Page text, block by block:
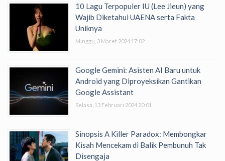
10 Lagu Terpopuler IU (Lee Jieun) yang
Wajib Diketahui UAENA serta Fakta
Uniknya
Minggu, 3 Maret 2024 17:02
Google Gemini: Asisten AI Baru untuk
Android yang Diproyeksikan Gantikan
Google Assistant
Selasa, 13 Februari 2024 20:01
Sinopsis A Killer Paradox: Membongkar
Kisah Mencekam di Balik Pembunuh Tak
Disengaja